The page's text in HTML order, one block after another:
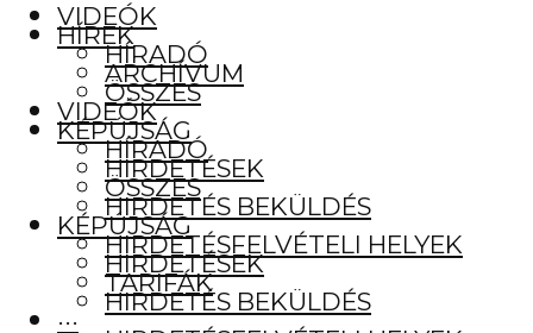
VIDEÓK
HÍRADÓ
ÖSSZES
KÉPÚJSÁG
HIRDETÉSEK
HIRDETÉS BEKÜLDÉS
HIRDETÉSFELVÉTELI HELYEK
TARIFÁK
···
HÍREK
ARCHÍVUM
VIDEÓK
HÍRADÓ
ÖSSZES
KÉPÚJSÁG
HIRDETÉSEK
HIRDETÉS BEKÜLDÉS